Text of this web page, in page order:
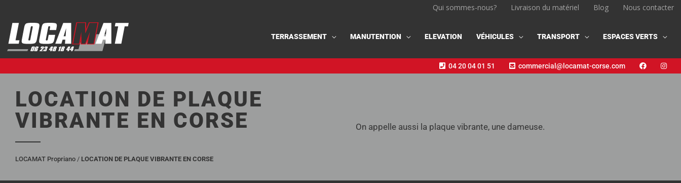
contenu
Qui sommes-nous? Livraison du matériel Blog Nous contacter
TERRASSEMENT MANUTENTION ELEVATION VÉHICULES TRANSPORT ESPACES VERTS
04 20 04 01 51 commercial@locamat-corse.com
LOCATION DE PLAQUE
VIBRANTE EN CORSE
LOCAMAT Propriano / LOCATION DE PLAQUE VIBRANTE EN CORSE
On appelle aussi la plaque vibrante, une dameuse.